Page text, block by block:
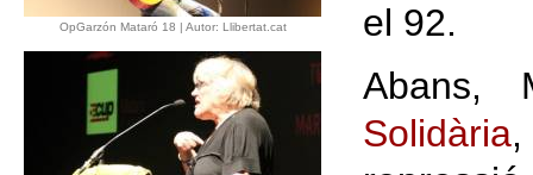
OpGarzón Mataró 18 | Autor: Llibertat.cat
el 92.
Abans,
Solidària